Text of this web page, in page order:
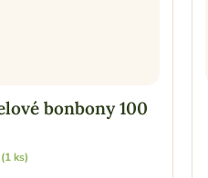
bonbony 100
(1 ks)